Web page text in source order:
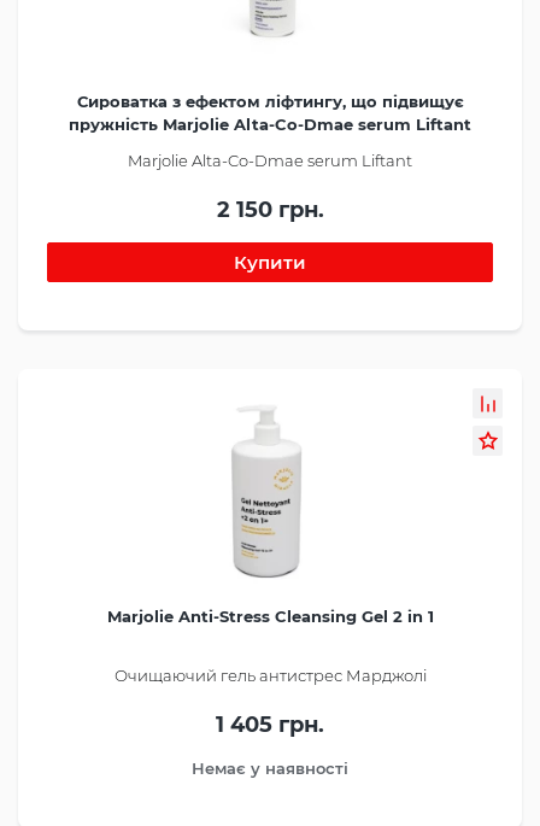
Сироватка з ефектом ліфтингу, що підвищує
пружність Marjolie Alta-Co-Dmae serum Liftant
Marjolie Alta-Co-Dmae serum Liftant
2 150 грн.
Marjolie Anti-Stress Cleansing Gel 2 in 1
Очищаючий гель антистрес Марджолі
1 405 грн.
Немає у наявності